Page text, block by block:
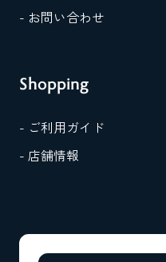
- お問い合わせ
Shopping
- ご利用ガイド
- 店舗情報